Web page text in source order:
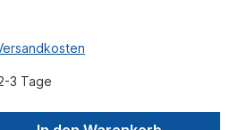
3 Tage